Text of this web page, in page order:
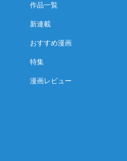
作品一覧
新連載
おすすめ漫画
特集
漫画レビュー